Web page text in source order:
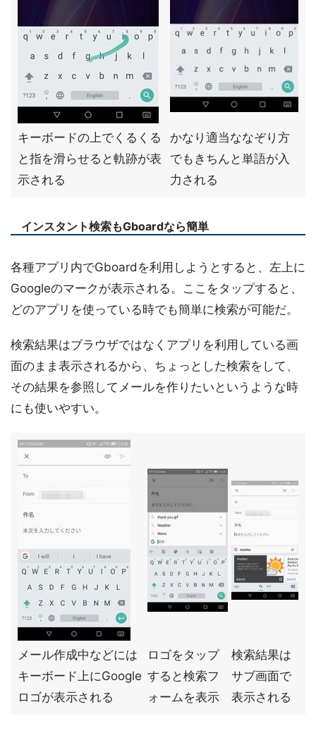
キーボードの上でくるくる
と指を滑らせると軌跡が表
示される
かなり適当ななぞり方
でもきちんと単語が入
力される
インスタント検索もGboardなら簡単
各種アプリ内でGboardを利用しようとすると、左上に
Googleのマークが表示される。ここをタップすると、
どのアプリを使っている時でも簡単に検索が可能だ。
検索結果はブラウザではなくアプリを利用している画
面のまま表示されるから、ちょっとした検索をして、
その結果を参照してメールを作りたいというような時
にも使いやすい。
メール作成中などには
キーボード上にGoogle
ロゴが表示される
ロゴをタップ
すると検索フ
ォームを表示
検索結果は
サブ画面で
表示される